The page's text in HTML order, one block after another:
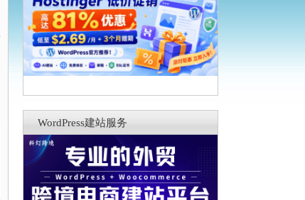
WordPress建站服务